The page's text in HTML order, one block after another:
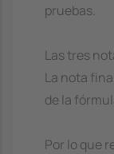
pruebas.
Las tres
La nota
de la
Por lo que